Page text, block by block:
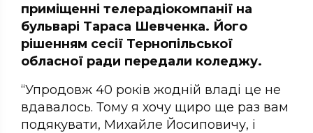
приміщенні телерадіокомпанії на
бульварі Тараса Шевченка. Його
рішенням сесії Тернопільської
обласної ради передали коледжу.
“Упродовж 40 років жодній владі це не
вдавалось. Тому я хочу щиро ще раз вам
подякувати, Михайле Йосиповичу, і